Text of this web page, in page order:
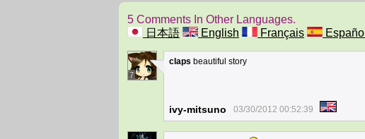
5 Comments In Other Languages.
日本語
English Français Español
7
claps beautiful story
ivy-mitsuno 03/30/2012 00:52:39